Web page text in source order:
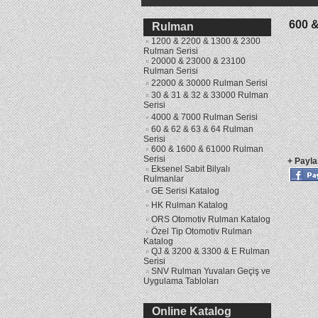
Rulman
1200 & 2200 & 1300 & 2300
Rulman Serisi
20000 & 23000 & 23100
Rulman Serisi
22000 & 30000 Rulman Serisi
30 & 31 & 32 & 33000 Rulman
Serisi
4000 & 7000 Rulman Serisi
60 & 62 & 63 & 64 Rulman
Serisi
600 & 1600 & 61000 Rulman
Serisi
Eksenel Sabit Bilyalı
Rulmanlar
GE Serisi Katalog
HK Rulman Katalog
ORS Otomotiv Rulman Katalog
Özel Tip Otomotiv Rulman
Katalog
QJ & 3200 & 3300 & E Rulman
Serisi
SNV Rulman Yuvaları Geçiş ve
Uygulama Tabloları
Online Katalog
»Yağ Keçesi Katalog
600 &
+